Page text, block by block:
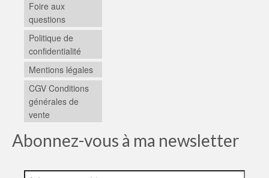
Foire aux
questions
Politique de
confidentialité
Mentions légales
CGV Conditions
générales de
vente
Abonnez-vous à ma newsletter